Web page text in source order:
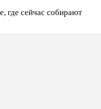
где сейчас собирают